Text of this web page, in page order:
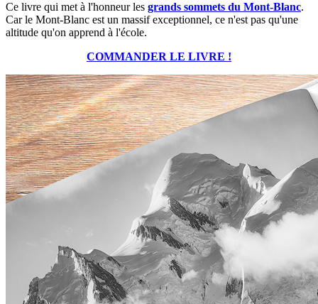
Ce livre qui met à l'honneur les grands sommets du Mont-Blanc.
Car le Mont-Blanc est un massif exceptionnel, ce n'est pas qu'une
altitude qu'on apprend à l'école.
COMMANDER LE LIVRE !